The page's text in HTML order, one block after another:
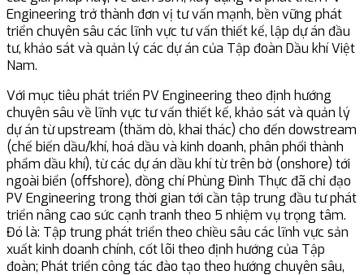
Engineering trở thành đơn vị tư vấn mạnh, bền vững phát
triển chuyên sâu các lĩnh vực tư vấn thiết kế, lập dự án đầu
tư, khảo sát và quản lý các dự án của Tập đoàn Dầu khí Việt
Nam.
Với mục tiêu phát triển PV Engineering theo định hướng
chuyên sâu về lĩnh vực tư vấn thiết kế, khảo sát và quản lý
dự án từ upstream (thăm dò, khai thác) cho đến dowstream
(chế biến dầu/khí, hoá dầu và kinh doanh, phân phối thành
phẩm dầu khí), từ các dự án dầu khí từ trên bờ (onshore) tới
ngoài biển (offshore), đồng chí Phùng Đình Thực đã chỉ đạo
PV Engineering trong thời gian tới cần tập trung đầu tư phát
triển nâng cao sức cạnh tranh theo 5 nhiệm vụ trọng tâm.
Đó là: Tập trung phát triển theo chiều sâu các lĩnh vực sản
xuất kinh doanh chính, cốt lõi theo định hướng của Tập
đoàn; Phát triển công tác đào tạo theo hướng chuyên sâu,